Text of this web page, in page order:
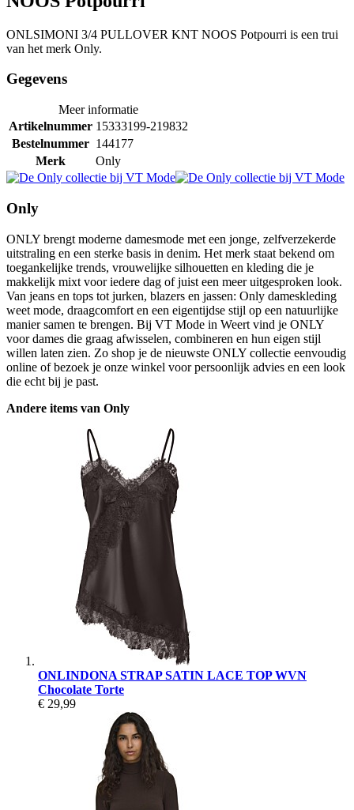
ONLSIMONI 3/4 PULLOVER KNT NOOS Potpourri is een trui
van het merk Only.
Gegevens
Meer informatie
Artikelnummer 15333199-219832
Bestelnummer 144177
Merk
Only
Only
ONLY brengt moderne damesmode met een jonge, zelfverzekerde
uitstraling en een sterke basis in denim. Het merk staat bekend om
toegankelijke trends, vrouwelijke silhouetten en kleding die je
makkelijk mixt voor iedere dag of juist een meer uitgesproken look.
Van jeans en tops tot jurken, blazers en jassen: Only dameskleding
weet mode, draagcomfort en een eigentijdse stijl op een natuurlijke
manier samen te brengen. Bij VT Mode in Weert vind je ONLY
voor dames die graag afwisselen, combineren en hun eigen stijl
willen laten zien. Zo shop je de nieuwste ONLY collectie eenvoudig
online of bezoek je onze winkel voor persoonlijk advies en een look
die echt bij je past.
Andere items van Only
ONLINDONA STRAP SATIN LACE TOP WVN
Chocolate Torte
€ 29,99